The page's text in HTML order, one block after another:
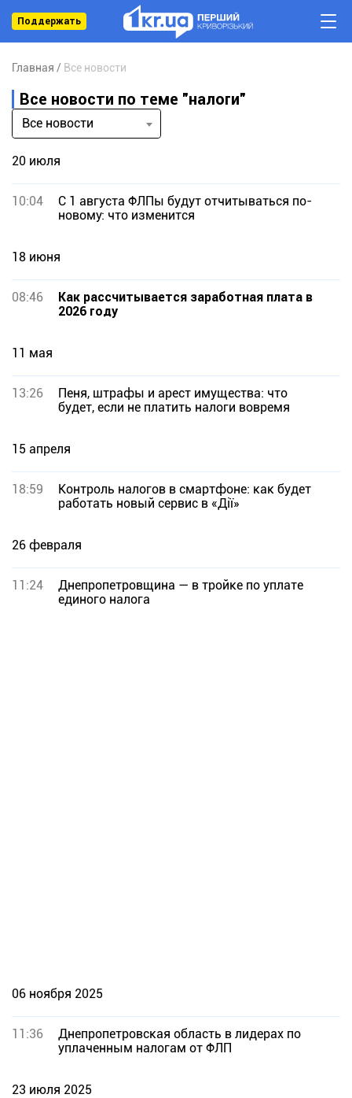
Поддержать
Главная Все новости
Все новости по теме "налоги"
Все новости
20 июля
10:04
С 1 августа ФЛПы будут отчитываться по-
новому: что изменится
18 июня
08:46
Как рассчитывается заработная плата в
2026 году
11 мая
13:26
Пеня, штрафы и арест имущества: что
будет, если не платить налоги вовремя
15 апреля
18:59
Контроль налогов в смартфоне: как будет
работать новый сервис в «Дії»
26 февраля
11:24
Днепропетровщина — в тройке по уплате
единого налога
06 ноября 2025
11:36
Днепропетровская область в лидерах по
уплаченным налогам от ФЛП
23 июля 2025